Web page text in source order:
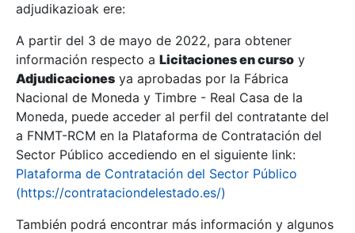
Erakutsi/Ezkutatu
Erakutsi/Ezkutatu
Erakutsi/Ezkutatu
adjudikazioak ere:
A partir del 3 de mayo de 2022, para obtener
información respecto a Licitaciones en curso y
Adjudicaciones ya aprobadas por la Fábrica
Nacional de Moneda y Timbre - Real Casa de la
Moneda, puede acceder al perfil del contratante del
a FNMT-RCM en la Plataforma de Contratación del
Sector Público accediendo en el siguiente link:
Plataforma de Contratación del Sector Público
(https://contrataciondelestado.es/)
También podrá encontrar más información y algunos